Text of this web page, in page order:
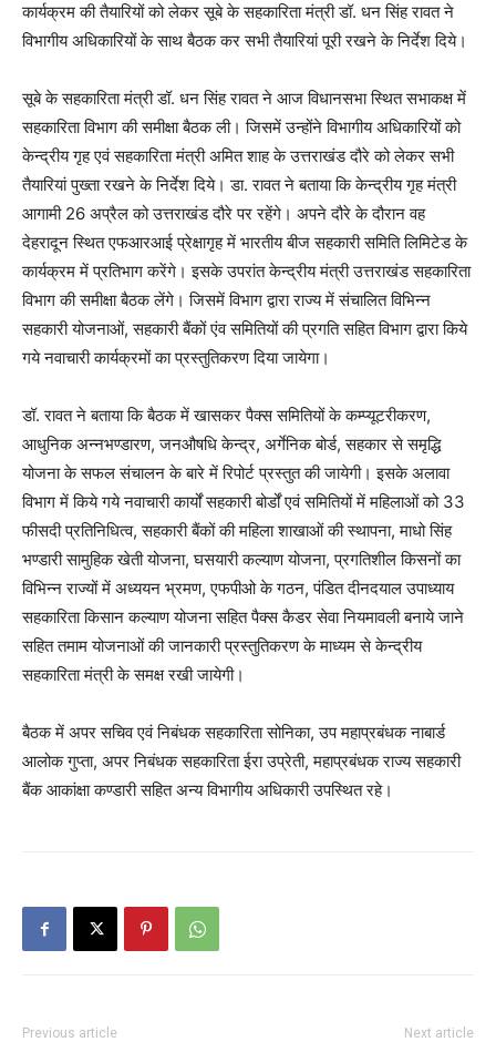
कार्यक्रम की तैयारियों को लेकर सूबे के सहकारिता मंत्री डॉ. धन सिंह रावत ने
विभागीय अधिकारियों के साथ बैठक कर सभी तैयारियां पूरी रखने के निर्देश दिये।
सूबे के सहकारिता मंत्री डॉ. धन सिंह रावत ने आज विधानसभा स्थित सभाकक्ष में
सहकारिता विभाग की समीक्षा बैठक ली। जिसमें उन्होंने विभागीय अधिकारियों को
केन्द्रीय गृह एवं सहकारिता मंत्री अमित शाह के उत्तराखंड दौरे को लेकर सभी
तैयारियां पुख्ता रखने के निर्देश दिये। डा. रावत ने बताया कि केन्द्रीय गृह मंत्री
आगामी 26 अप्रैल को उत्तराखंड दौरे पर रहेंगे। अपने दौरे के दौरान वह
देहरादून स्थित एफआरआई प्रेक्षागृह में भारतीय बीज सहकारी समिति लिमिटेड के
कार्यक्रम में प्रतिभाग करेंगे। इसके उपरांत केन्द्रीय मंत्री उत्तराखंड सहकारिता
विभाग की समीक्षा बैठक लेंगे। जिसमें विभाग द्वारा राज्य में संचालित विभिन्न
सहकारी योजनाओं, सहकारी बैंकों एंव समितियों की प्रगति सहित विभाग द्वारा किये
गये नवाचारी कार्यक्रमों का प्रस्तुतिकरण दिया जायेगा।
डॉ. रावत ने बताया कि बैठक में खासकर पैक्स समितियों के कम्प्यूटरीकरण,
आधुनिक अन्नभण्डारण, जनऔषधि केन्द्र, अर्गेनिक बोर्ड, सहकार से समृद्धि
योजना के सफल संचालन के बारे में रिपोर्ट प्रस्तुत की जायेगी। इसके अलावा
विभाग में किये गये नवाचारी कार्यों सहकारी बोर्डों एवं समितियों में महिलाओं को 33
फीसदी प्रतिनिधित्व, सहकारी बैंकों की महिला शाखाओं की स्थापना, माधो सिंह
भण्डारी सामुहिक खेती योजना, घसयारी कल्याण योजना, प्रगतिशील किसनों का
विभिन्न राज्यों में अध्ययन भ्रमण, एफपीओ के गठन, पंडित दीनदयाल उपाध्याय
सहकारिता किसान कल्याण योजना सहित पैक्स कैडर सेवा नियमावली बनाये जाने
सहित तमाम योजनाओं की जानकारी प्रस्तुतिकरण के माध्यम से केन्द्रीय
सहकारिता मंत्री के समक्ष रखी जायेगी।
बैठक में अपर सचिव एवं निबंधक सहकारिता सोनिका, उप महाप्रबंधक नाबार्ड
आलोक गुप्ता, अपर निबंधक सहकारिता ईरा उप्रेती, महाप्रबंधक राज्य सहकारी
बैंक आकांक्षा कण्डारी सहित अन्य विभागीय अधिकारी उपस्थित रहे।
Previous article Next article